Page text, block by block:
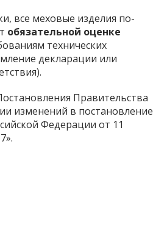
все меховые изделия по-
обязательной оценке
технических
декларации или
Правительства
изменений в постановление
Федерации от 11